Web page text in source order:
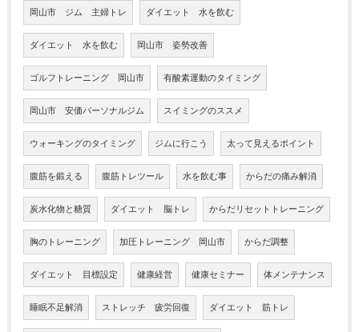
岡山市 ジム 主婦トレ ダイエット 水を飲む
ダイエット 水を飲む 岡山市 姿勢改善
ゴルフトレーニング 岡山市 有酸素運動のタイミング
岡山市 安価パーソナルジム スイミングのススメ
ウォーキングのタイミング ジムに行こう 太って見えるポイント
腹筋を鍛える 腹筋トレツール 水を飲む事 からだの痛み解消
炭水化物と糖質 ダイエット 脳トレ からだリセットトレーニング
胸のトレーニング 加圧トレーニング 岡山市 からだ調整
ダイエット 目標設定 健康経営 健康セミナー 体メンテナンス
睡眠不足解消 ストレッチ 疲労回復 ダイエット 筋トレ